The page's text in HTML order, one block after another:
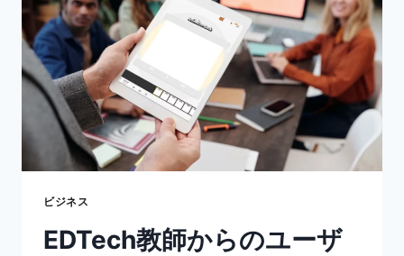
吹
き
込
む
18
種
類
の
ア
シ
ビジネス
EDTech教師からのユーザ